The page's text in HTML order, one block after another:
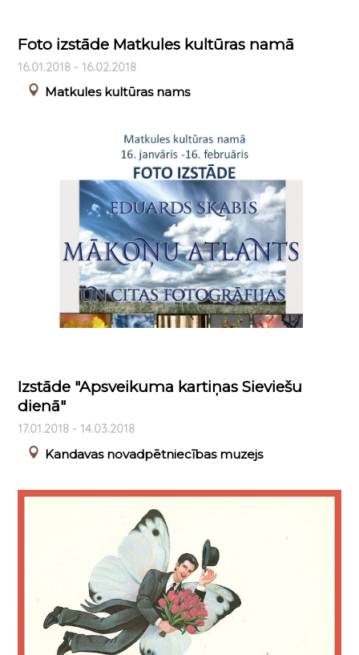
Foto izstāde Matkules kultūras namā
16.01.2018 - 16.02.2018
Matkules kultūras nams
Izstāde "Apsveikuma kartiņas Sieviešu
dienā"
17.01.2018 - 14.03.2018
Kandavas novadpētniecības muzejs